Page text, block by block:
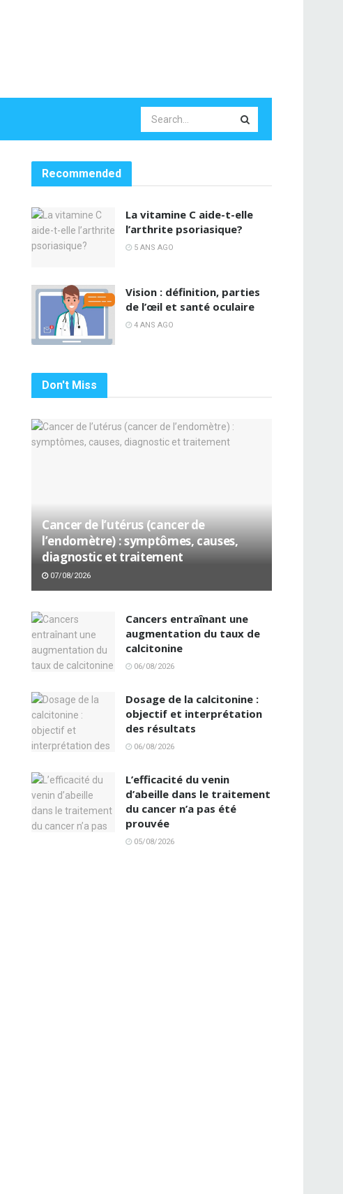
Recommended
La vitamine C aide-t-elle
l’arthrite psoriasique?
5 ANS AGO
Vision : définition, parties
de l’œil et santé oculaire
4 ANS AGO
Don't Miss
Cancer de l’utérus (cancer de
l’endomètre) : symptômes, causes,
diagnostic et traitement
07/08/2026
Cancers entraînant une
augmentation du taux de
calcitonine
06/08/2026
Dosage de la calcitonine :
objectif et interprétation
des résultats
06/08/2026
L’efficacité du venin
d’abeille dans le traitement
du cancer n’a pas été
prouvée
05/08/2026